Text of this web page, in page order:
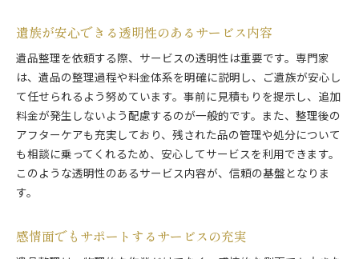
遺族が安心できる透明性のあるサービス内容
遺品整理を依頼する際、サービスの透明性は重要です。専門家
は、遺品の整理過程や料金体系を明確に説明し、ご遺族が安心し
て任せられるよう努めています。事前に見積もりを提示し、追加
料金が発生しないよう配慮するのが一般的です。また、整理後の
アフターケアも充実しており、残された品の管理や処分について
も相談に乗ってくれるため、安心してサービスを利用できます。
このような透明性のあるサービス内容が、信頼の基盤となりま
す。
感情面でもサポートするサービスの充実